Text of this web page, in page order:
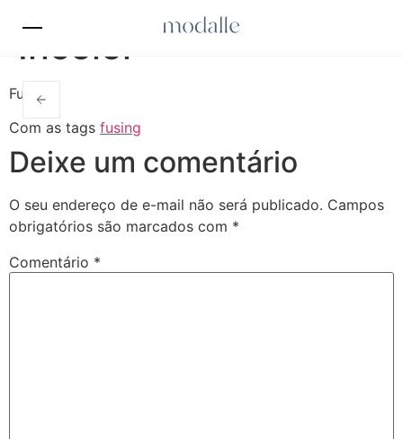
Incolor
Fusing
Com as tags fusing
Deixe um comentário
O seu endereço de e-mail não será publicado. Campos
obrigatórios são marcados com *
Comentário *